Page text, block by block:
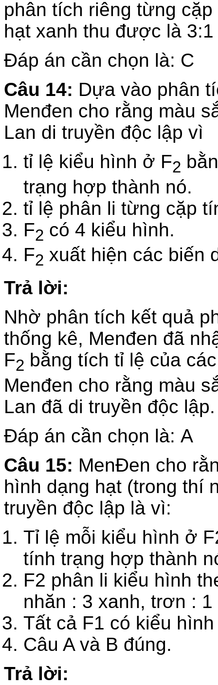
phân tích riêng từng
hạt xanh thu được là 3:1
Đáp án cần chọn là: C
Câu 14: Dựa vào phân
Menđen cho rằng màu
Lan di truyền độc lập vì
tỉ lệ kiểu hình ở F2
trạng hợp thành nó.
tỉ lệ phân li từng cặp
F2 có 4 kiểu hình.
F2 xuất hiện các biến
Trả lời:
Nhờ phân tích kết quả
thống kê, Menđen đã
F2 bằng tích tỉ lệ của
Menđen cho rằng màu
Lan đã di truyền độc lập.
Đáp án cần chọn là: A
Câu 15: MenĐen cho
hình dạng hạt (trong thí
truyền độc lập là vì:
Tỉ lệ mỗi kiểu hình ở
tính trạng hợp thành
F2 phân li kiểu hình
nhăn : 3 xanh, trơn :
Tất cả F1 có kiểu
Câu A và B đúng.
Trả lời: